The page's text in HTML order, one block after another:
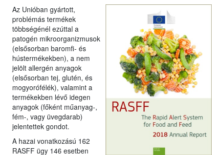
Az Unióban gyártott,
problémás termékek
többségénél ezúttal a
patogén mikroorganizmusok
(elsősorban baromfi- és
hústermékekben), a nem
jelölt allergén anyagok
(elsősorban tej, glutén, és
mogyorófélék), valamint a
termékekben lévő idegen
anyagok (főként műanyag-,
fém-, vagy üvegdarab)
jelentettek gondot.
A hazai vonatkozású 162
RASFF ügy 146 esetben